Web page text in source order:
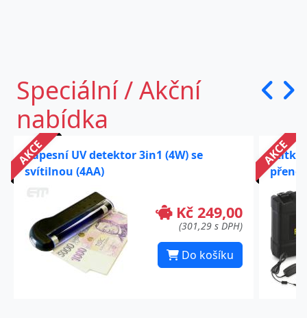
Speciální / Akční
nabídka
AKCE
Kapesní UV detektor 3in1 (4W) se
svítilnou (4AA)
Kč 249,00
(301,29 s DPH)
Do košíku
AKCE